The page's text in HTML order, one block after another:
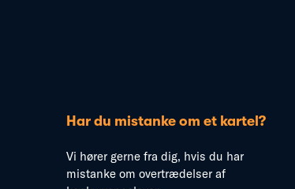
Har du mistanke om et kartel?
Vi hører gerne fra dig, hvis du har
mistanke om overtrædelser af